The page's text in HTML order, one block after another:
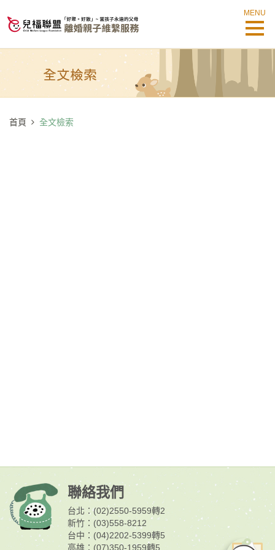
MENU
首頁 全文檢索
聯絡我們
台北：(02)2550-5959轉2
新竹：(03)558-8212
台中：(04)2202-5399轉5
高雄：(07)350-1959轉5